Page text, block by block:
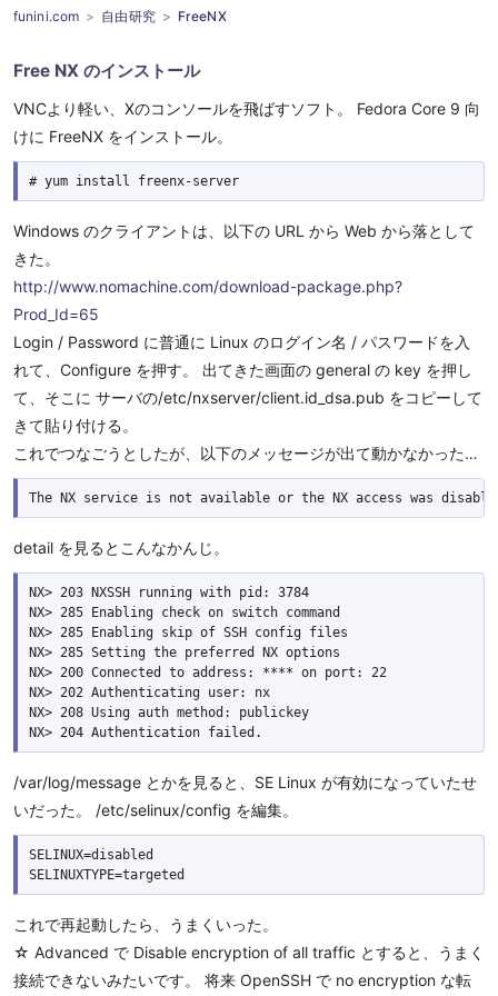
funini.com 自由研究 FreeNX
Free NX のインストール
VNCより軽い、Xのコンソールを飛ばすソフト。 Fedora Core 9 向
けに FreeNX をインストール。
Windows のクライアントは、以下の URL から Web から落として
きた。
http://www.nomachine.com/download-package.php?
Prod_Id=65
Login / Password に普通に Linux のログイン名 / パスワードを入
れて、Configure を押す。 出てきた画面の general の key を押し
て、そこに サーバの/etc/nxserver/client.id_dsa.pub をコピーして
きて貼り付ける。
これでつなごうとしたが、以下のメッセージが出て動かなかった…
detail を見るとこんなかんじ。
NX> 203 NXSSH running with pid: 3784
NX> 285 Enabling check on switch command
NX> 285 Enabling skip of SSH config files
NX> 285 Setting the preferred NX options
NX> 200 Connected to address: **** on port: 22
NX> 202 Authenticating user: nx
NX> 208 Using auth method: publickey
/var/log/message とかを見ると、SE Linux が有効になっていたせ
いだった。 /etc/selinux/config を編集。
SELINUX=disabled
これで再起動したら、うまくいった。
☆ Advanced で Disable encryption of all traffic とすると、うまく
接続できないみたいです。 将来 OpenSSH で no encryption な転